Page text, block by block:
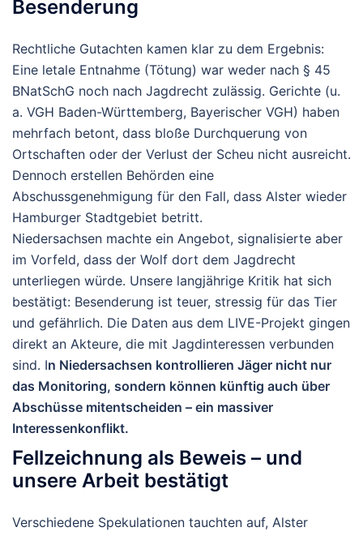
Besenderung
Rechtliche Gutachten kamen klar zu dem Ergebnis:
Eine letale Entnahme (Tötung) war weder nach § 45
BNatSchG noch nach Jagdrecht zulässig. Gerichte (u.
a. VGH Baden-Württemberg, Bayerischer VGH) haben
mehrfach betont, dass bloße Durchquerung von
Ortschaften oder der Verlust der Scheu nicht ausreicht.
Dennoch erstellen Behörden eine
Abschussgenehmigung für den Fall, dass Alster wieder
Hamburger Stadtgebiet betritt.
Niedersachsen machte ein Angebot, signalisierte aber
im Vorfeld, dass der Wolf dort dem Jagdrecht
unterliegen würde. Unsere langjährige Kritik hat sich
bestätigt: Besenderung ist teuer, stressig für das Tier
und gefährlich. Die Daten aus dem LIVE-Projekt gingen
direkt an Akteure, die mit Jagdinteressen verbunden
sind. In Niedersachsen kontrollieren Jäger nicht nur
das Monitoring, sondern können künftig auch über
Abschüsse mitentscheiden – ein massiver
Interessenkonflikt.
Fellzeichnung als Beweis – und
unsere Arbeit bestätigt
Verschiedene Spekulationen tauchten auf, Alster